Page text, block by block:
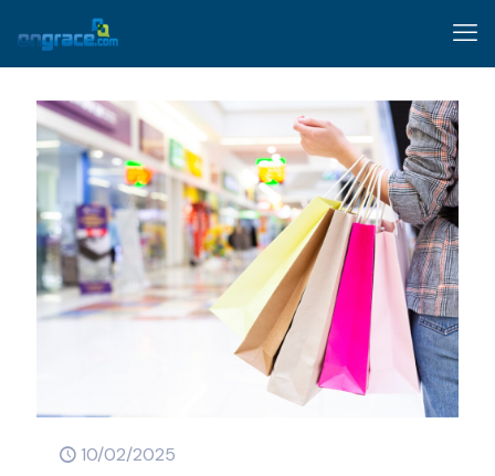
10/02/2025